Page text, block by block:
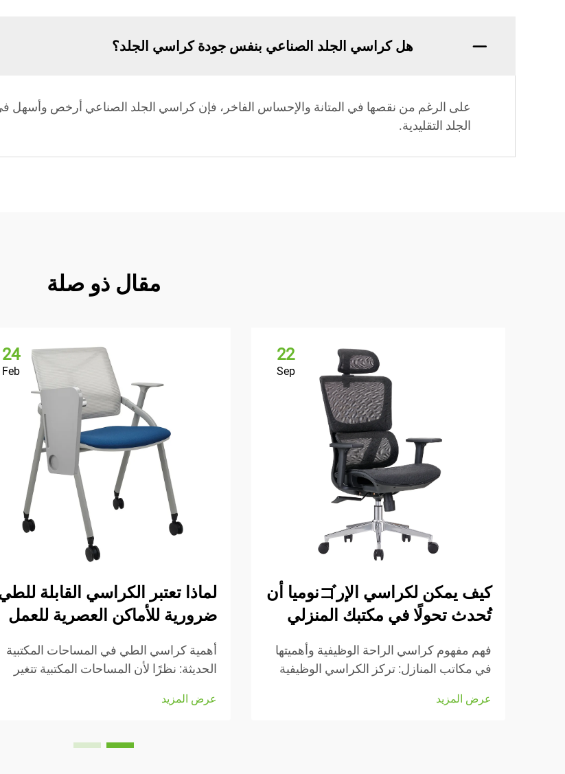
هل كراسي الجلد الصناعي بنفس جودة كراسي الجلد؟
على الرغم من نقصها في المتانة والإحساس الفاخر، فإن كراسي الجلد الصناعي أرخص وأسهل
الجلد التقليدية.
مقال ذو صلة
22
Sep
كيف يمكن لكراسي الإرゴنوميا أن
تُحدث تحولًا في مكتبك المنزلي
فهم مفهوم كراسي الراحة الوظيفية وأهميتها
في مكاتب المنازل: تركز الكراسي الوظيفية
أثناء العمل، وهي مزودة بعديد من الأجزاء
عرض المزيد
24
Feb
لماذا تعتبر الكراسي القابلة
ضرورية للأماكن العصرية للعمل
أهمية كراسي الطي في المساحات المكتبية
الحديثة: نظرًا لأن المساحات المكتبية تتغير
التكيف أمرٌ بالغ الأهمية. وتجعل كراسي الطي
التحول من مهمة إلى أخرى أو استيعاب...
عرض المزيد